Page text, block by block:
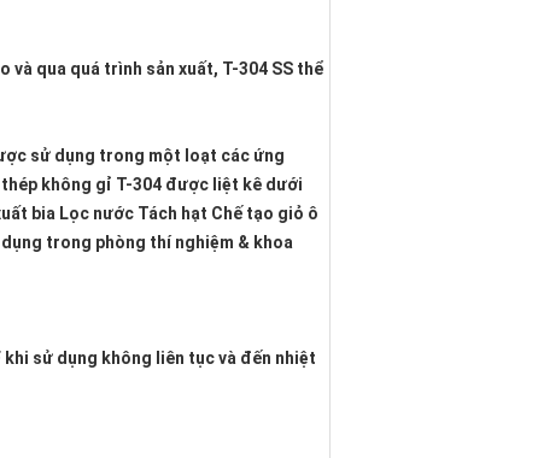
qua quá trình sản xuất, T-304 SS thể
sử dụng trong một loạt các ứng
không gỉ T-304 được liệt kê dưới
bia Lọc nước Tách hạt Chế tạo giỏ ô
trong phòng thí nghiệm & khoa
sử dụng không liên tục và đến nhiệt